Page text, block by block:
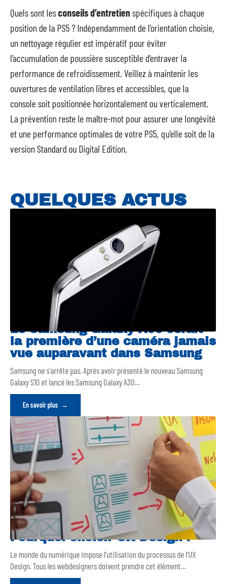
Quels sont lesconseils d’entretienspécifiques à chaque
position de la PS5 ? Indépendamment de l’orientation choisie,
un nettoyage régulier est impératif pour éviter
l’accumulation de poussière susceptible d’entraver la
performance de refroidissement. Veillez à maintenir les
ouvertures de ventilation libres et accessibles, que la
console soit positionnée horizontalement ou verticalement.
La prévention reste le maître-mot pour assurer une longévité
et une performance optimales de votre PS5, qu’elle soit de la
version Standard ou Digital Edition.
QUELQUES ACTUS
Le Samsung Galaxy A90 serait
la première d’une caméra jamais
vue auparavant dans Samsung
Samsung ne s'arrête pas. Après avoir présenté le nouveau Samsung
Galaxy S10 et lancé les Samsung Galaxy A30…
En savoir plus
Pourquoi choisir UX Design ?
Le monde du numérique impose l’utilisation du processus de l’UX
Design. Tous les webdesigners doivent prendre cet élément…